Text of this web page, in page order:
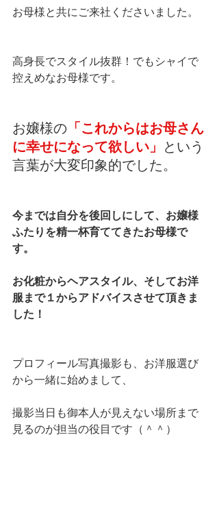
お母様と共にご来社くださいました。
高身長でスタイル抜群！でもシャイで
控えめなお母様です。
お嬢様の 「これからはお母さん
に幸せになって欲しい」 という
言葉が大変印象的でした。
今までは自分を後回しにして、お嬢様
ふたりを精一杯育ててきたお母様で
す。
お化粧からヘアスタイル、そしてお洋
服まで１からアドバイスさせて頂きま
した！
プロフィール写真撮影も、お洋服選び
から一緒に始めまして、
撮影当日も御本人が見えない場所まで
見るのが担当の役目です（＾＾）